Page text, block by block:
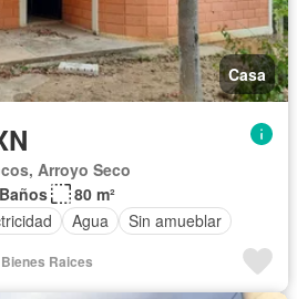
Casa
Arroyo Seco
80 m²
Agua Sin amueblar
Raices